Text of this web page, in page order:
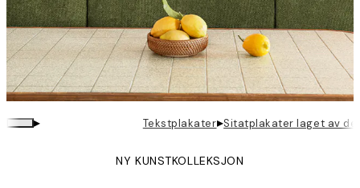
▸ Tekstplakater▸Sitatplakater laget av
NY KUNSTKOLLEKSJON